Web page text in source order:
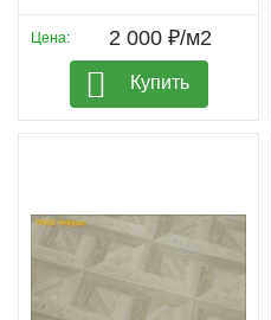
Цена: 2 000 ₽/м2
Купить